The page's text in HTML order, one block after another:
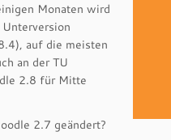
Monaten wird
auf die meisten
an der TU
2.8 für Mitte
2.7 geändert?